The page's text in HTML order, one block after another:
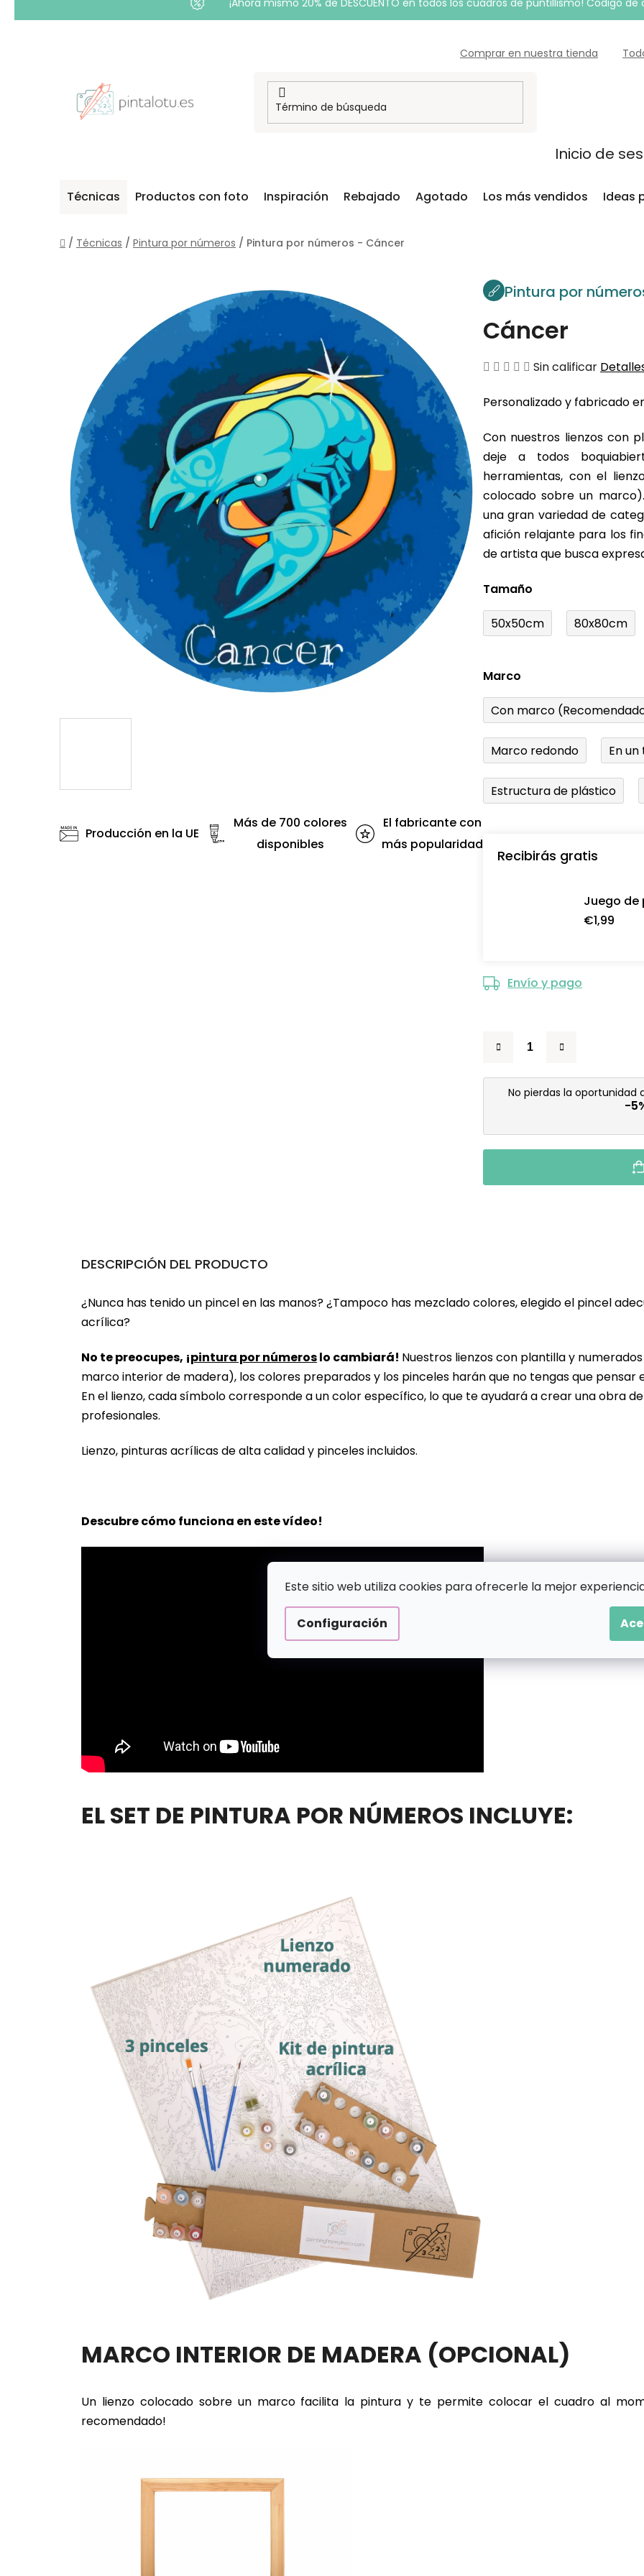
Este sitio web utiliza cookies para ofrecerle la mejor
Configuración
¡Ahora mismo 20% de DESCUENTO en todos los cuadros de puntillismo! Código
Comprar en nuestra tienda
Inicio de
Técnicas Productos con foto Inspiración Rebajado Agotado Los más vendidos Ideas
Inicio
/ Técnicas / Pintura por números / Pintura por números - Cáncer
Pintura por
Cáncer
La
media
producto
es
de
0,0
sobre
5
estrellas.
Sin calificar
Personalizado y fabricado
Con nuestros lienzos con
deje a todos
herramientas, con el
colocado sobre un
una gran variedad de
afición relajante para los
de artista que busca
Tamaño
50x50cm 80x80cm
Marco
Con marco
Marco redondo En
Estructura de plástico
Recibirás gratis
Juego de
€1,99
Envío y pago
No pierdas la
-
Producción en la UE
Más de 700 colores
disponibles
El fabricante con
más popularidad
DESCRIPCIÓN DEL PRODUCTO
¿Nunca has tenido un pincel en las manos? ¿Tampoco has mezclado colores, elegido el pincel
acrílica?
No te preocupes, ¡pintura por númeroslo cambiará! Nuestros lienzos con plantilla y
marco interior de madera), los colores preparados y los pinceles harán que no tengas que pensar
En el lienzo, cada símbolo corresponde a un color específico, lo que te ayudará a crear una obra
profesionales.
Lienzo, pinturas acrílicas de alta calidad y pinceles incluidos.
Descubre cómo funciona en este vídeo!
EL SET DE PINTURA POR NÚMEROS INCLUYE:
MARCO INTERIOR DE MADERA (OPCIONAL)
Un lienzo colocado sobre un marco facilita la pintura y te permite colocar el cuadro al
recomendado!